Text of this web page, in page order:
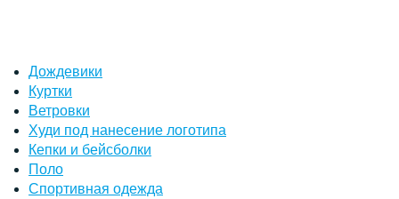
Дождевики
Куртки
Ветровки
Худи под нанесение логотипа
Кепки и бейсболки
Поло
Спортивная одежда